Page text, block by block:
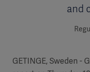
and
GETINGE, Sweden -